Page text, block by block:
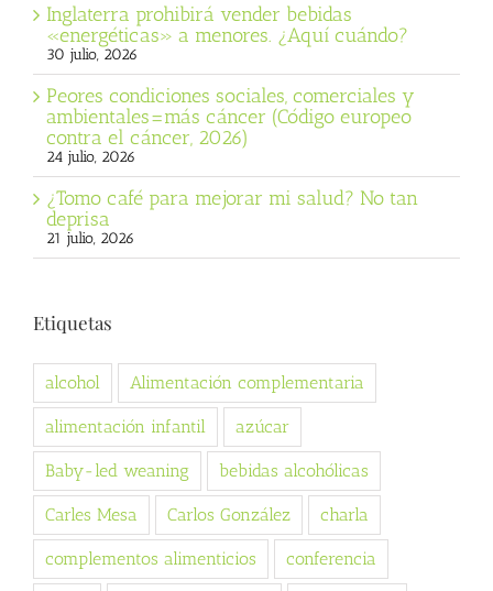
Inglaterra prohibirá vender bebidas
«energéticas» a menores. ¿Aquí cuándo?
30 julio, 2026
Peores condiciones sociales, comerciales y
ambientales=más cáncer (Código europeo
contra el cáncer, 2026)
24 julio, 2026
¿Tomo café para mejorar mi salud? No tan
deprisa
21 julio, 2026
Etiquetas
alcohol Alimentación complementaria
alimentación infantil azúcar
Baby-led weaning bebidas alcohólicas
Carles Mesa Carlos González charla
complementos alimenticios conferencia